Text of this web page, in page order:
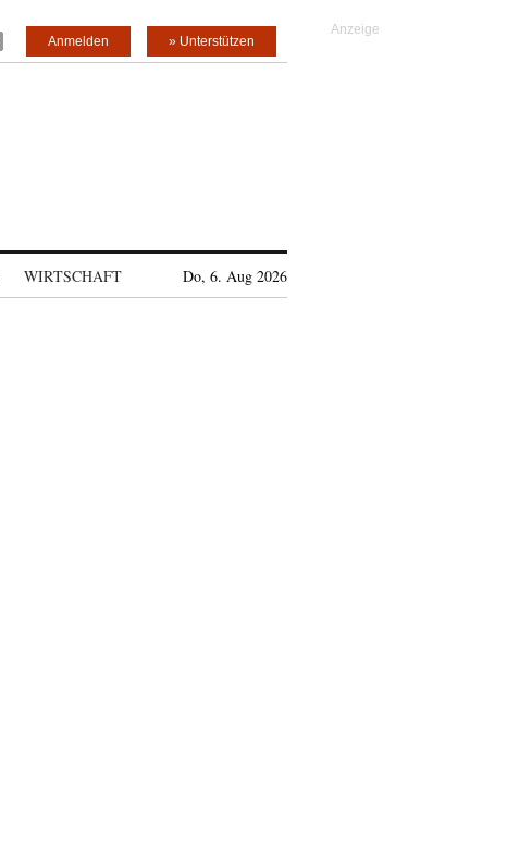
» Unterstützen
Anmelden
WIRTSCHAFT Do, 6. Aug 2026